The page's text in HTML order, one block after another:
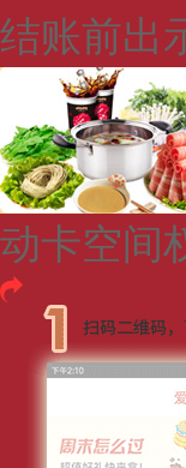
结账前出
动卡空间